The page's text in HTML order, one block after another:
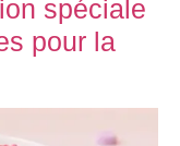
spéciale
pour la